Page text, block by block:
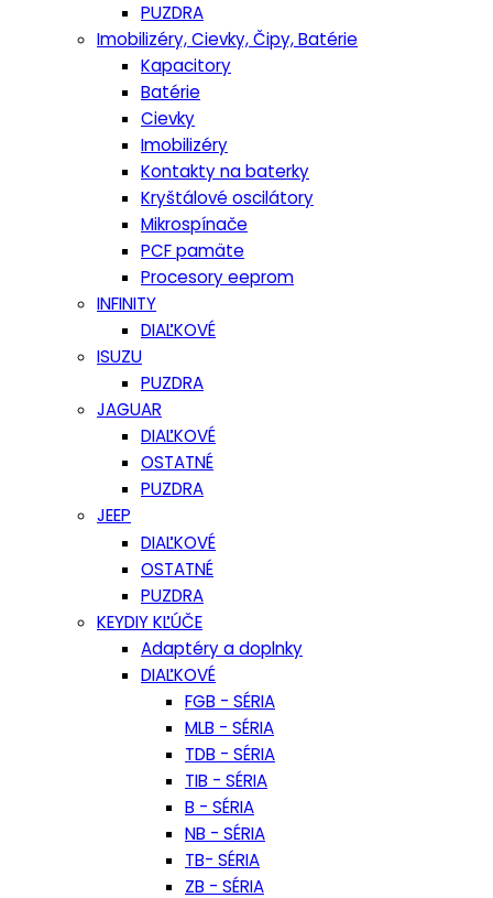
PUZDRA
Imobilizéry, Cievky, Čipy, Batérie
Kapacitory
Batérie
Cievky
Imobilizéry
Kontakty na baterky
Kryštálové oscilátory
Mikrospínače
PCF pamäte
Procesory eeprom
INFINITY
DIAĽKOVÉ
ISUZU
PUZDRA
JAGUAR
DIAĽKOVÉ
OSTATNÉ
PUZDRA
JEEP
DIAĽKOVÉ
OSTATNÉ
PUZDRA
KEYDIY KĽÚČE
Adaptéry a doplnky
DIAĽKOVÉ
FGB - SÉRIA
MLB - SÉRIA
TDB - SÉRIA
TIB - SÉRIA
B - SÉRIA
NB - SÉRIA
TB- SÉRIA
ZB - SÉRIA